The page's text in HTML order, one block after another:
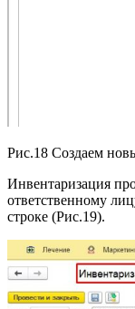
Рис.18 Создаем
Инвентаризация
ответственному
строке (Рис.19).